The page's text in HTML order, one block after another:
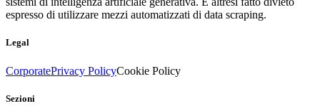
espresso di utilizzare mezzi automatizzati di data scraping.
Legal
CorporatePrivacy PolicyCookie Policy
Sezioni